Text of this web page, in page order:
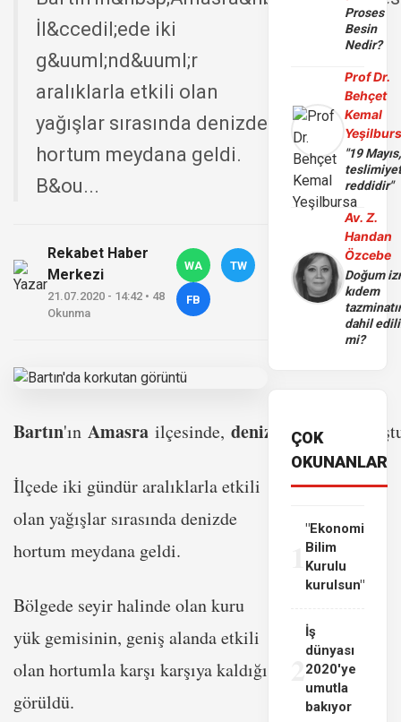
İl&ccedil;ede iki
g&uuml;nd&uuml;r
aralıklarla etkili olan
yağışlar sırasında denizde
hortum meydana geldi.
B&ou...
Rekabet Haber
Merkezi
21.07.2020 - 14:42 • 48
Okunma
WA TW
FB
Bartın'ın Amasra ilçesinde, deniz hortum
İlçede iki gündür aralıklarla etkili
olan yağışlar sırasında denizde
hortum meydana geldi.
Bölgede seyir halinde olan kuru
yük gemisinin, geniş alanda etkili
olan hortumla karşı karşıya kaldığı
görüldü.
Proses
Besin
Nedir?
Prof Dr.
Behçet
Kemal
"19 Mayıs,
reddidir"
Av. Z.
Handan
Özcebe
Doğum
kıdem
dahil
mi?
ÇOK
OKUNANLAR
"Ekonomi
Bilim
Kurulu
kurulsun"
İş
dünyası
2020'ye
umutla
bakıyor